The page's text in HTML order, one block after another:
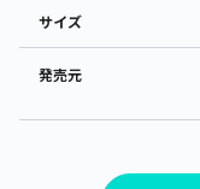
サイズ
発売元